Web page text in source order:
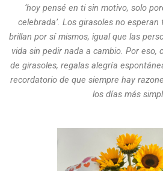
‘hoy pensé en ti sin motivo, solo
celebrada’. Los girasoles no
brillan por sí mismos, igual que las
vida sin pedir nada a cambio. Por eso,
de girasoles, regalas alegría
recordatorio de que siempre hay
los días más